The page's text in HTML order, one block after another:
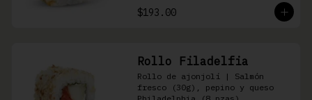
$193.00
Rollo Filadelfia
Rollo de ajonjolí | Salmón
fresco (30g), pepino y queso